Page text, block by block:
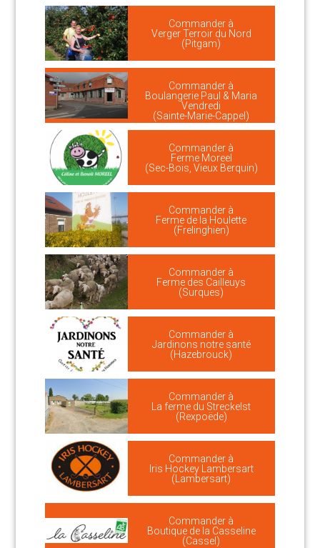
Commander à
Verger Terroir du Nord
(Pitgam)
Commander à
Boulangerie Paul & Maria
Vendredi
(Sainte-Marie-Cappel)
Commander à
Ferme Moreel
(Sec-Bois, Vieux Berquin)
Commander à
Ferme de la Houlette
(Frelinghien)
Commander à
Ferme des Cailleuys
(Surques)
Commander à
Jardinons notre santé
(Hazebrouck)
Commander à
La ferme du Streckelst
(Rexpoëde)
Commander à
Iris Hockey Lambersart
(Lambersart)
Commander à
Boutique de la Casseline
(Cassel)